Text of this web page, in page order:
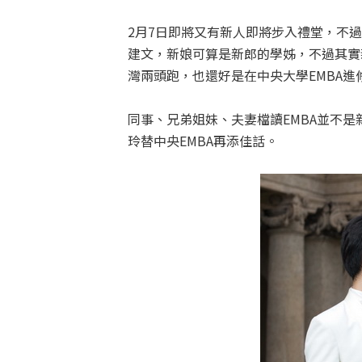
2月7日即將又有新人即將步入禮堂，不
建文，新娘可算是新郎的學姊，不過其
灣兩頭跑，也還好是在中央大學EMBA
同事、兄弟姐妹、夫妻檔讀EMBA並不
玲替中央EMBA再添佳話。